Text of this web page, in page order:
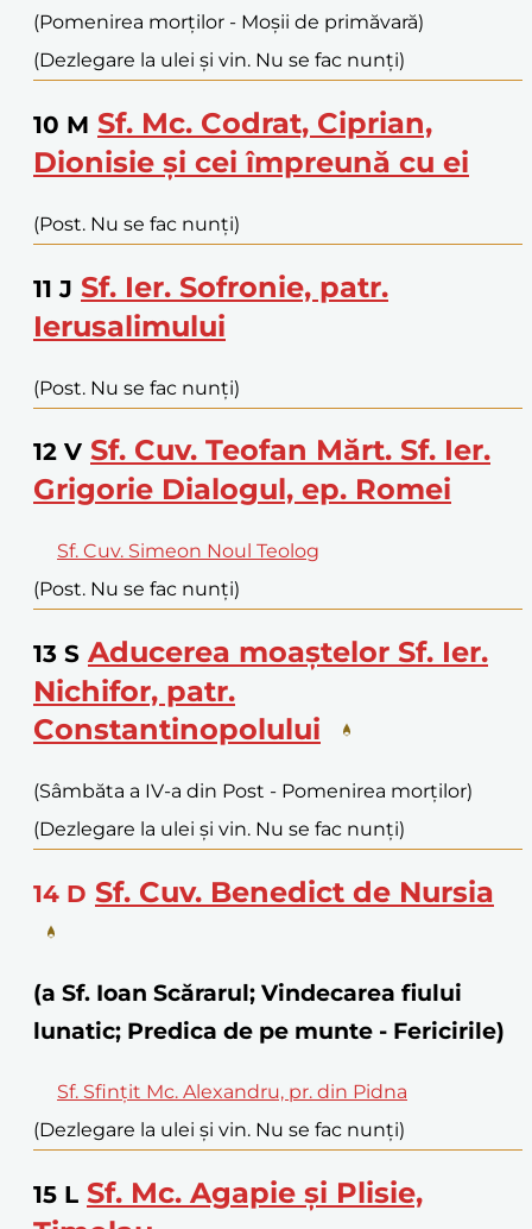
(Pomenirea morților - Moșii de primăvară)
(Dezlegare la ulei și vin. Nu se fac nunți)
10 M Sf. Mc. Codrat, Ciprian,
Dionisie și cei împreună cu ei
(Post. Nu se fac nunți)
11 J Sf. Ier. Sofronie, patr.
Ierusalimului
(Post. Nu se fac nunți)
12 V Sf. Cuv. Teofan Mărt. Sf. Ier.
Grigorie Dialogul, ep. Romei
Sf. Cuv. Simeon Noul Teolog
(Post. Nu se fac nunți)
13 S Aducerea moaștelor Sf. Ier.
Nichifor, patr.
Constantinopolului
(Sâmbăta a IV-a din Post - Pomenirea morților)
(Dezlegare la ulei și vin. Nu se fac nunți)
14 D Sf. Cuv. Benedict de Nursia
(a Sf. Ioan Scărarul; Vindecarea fiului
lunatic; Predica de pe munte - Fericirile)
Sf. Sfințit Mc. Alexandru, pr. din Pidna
(Dezlegare la ulei și vin. Nu se fac nunți)
15 L Sf. Mc. Agapie și Plisie,